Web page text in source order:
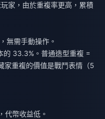
家，由於重複率更高，累積
無需手動操作。
的 33.3%。普通造型重複 =
家重複的價值是戰鬥表情（5
代幣收益低。